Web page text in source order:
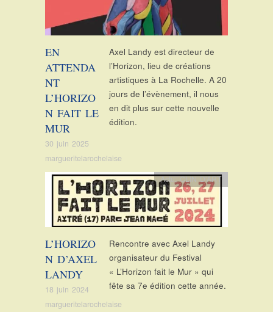
EN
ATTENDA
NT
L’HORIZO
N FAIT LE
MUR
30 juin 2025
margueritelarochelaise
Axel Landy est directeur de
l’Horizon, lieu de créations
artistiques à La Rochelle. A 20
jours de l’évènement, il nous
en dit plus sur cette nouvelle
édition.
L’HORIZO
N D’AXEL
LANDY
18 juin 2024
margueritelarochelaise
Actu,CLIN D'ART
Rencontre avec Axel Landy
organisateur du Festival
« L’Horizon fait le Mur » qui
fête sa 7e édition cette année.